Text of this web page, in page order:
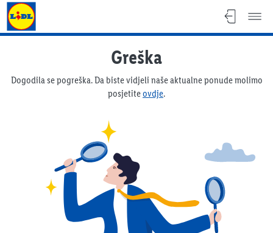
Lidl katalog
Greška
Dogodila se pogreška. Da biste vidjeli naše aktualne ponude molimo
posjetiteovdje.